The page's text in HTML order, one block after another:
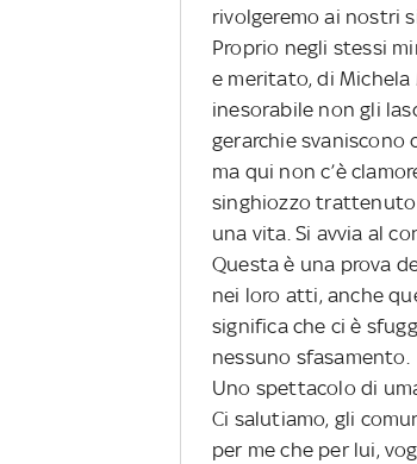
rivolgeremo ai nostri
Proprio negli stessi
e meritato, di Michela
inesorabile non gli
gerarchie svaniscono
ma qui non c’è
singhiozzo trattenuto
una vita. Si avvia al
Questa è una prova
nei loro atti, anche
significa che ci è
nessuno sfasamento.
Uno spettacolo di
Ci salutiamo, gli
per me che per lui,